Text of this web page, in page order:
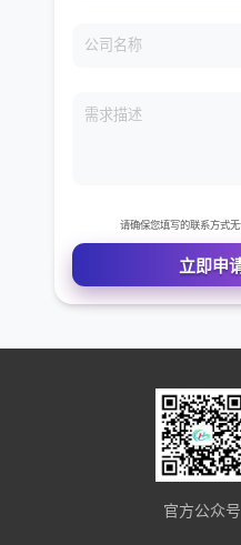
免费
您的电话
官方公众号